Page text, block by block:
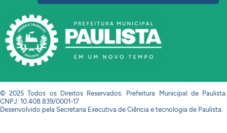
© 2025 Todos os Direitos Reservados. Prefeitura Municipal de Paulista.
CNPJ: 10.408.839/0001-17
Desenvolvido pela Secretaria Executiva de Ciência e tecnologia de Paulista.